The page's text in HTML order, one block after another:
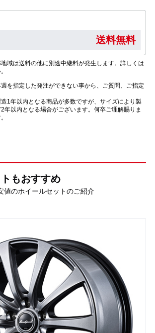
送料無料
域は送料の他に別途中継料が発生します。詳しくは
を指定した発注ができない事から、ご質問、ご指定
1年以内となる商品が多数ですが、サイズにより製
年以内となる場合がございます。何卒ご理解賜りま
もおすすめ
値のホイールセットのご紹介